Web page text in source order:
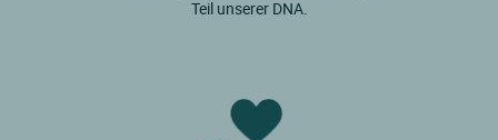
Teil unserer DNA.